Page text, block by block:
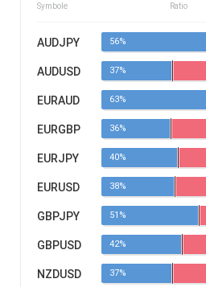
Symbole Ratio
AUDJPY 56%
AUDUSD 37%
EURAUD 63%
EURGBP 36%
EURJPY 40%
EURUSD 38%
GBPJPY 51%
GBPUSD 42%
NZDUSD 37%